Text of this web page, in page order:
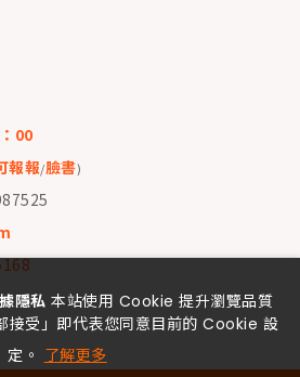
00
報報/臉書)
隱私 本站使用 Cookie 提升瀏覽品質
接受」即代表您同意目前的 Cookie 設
定。 了解更多